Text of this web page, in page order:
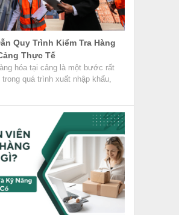
Quy Trình Kiểm Tra Hàng
Thực Tế
hóa tại cảng là một bước rất
trong quá trình xuất nhập khẩu,